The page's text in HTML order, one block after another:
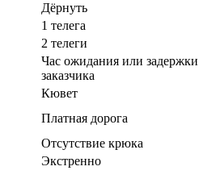
Дёрнуть
1 телега
2 телеги
Час ожидания или задержки
заказчика
Кювет
Платная дорога
Отсутствие крюка
Экстренно